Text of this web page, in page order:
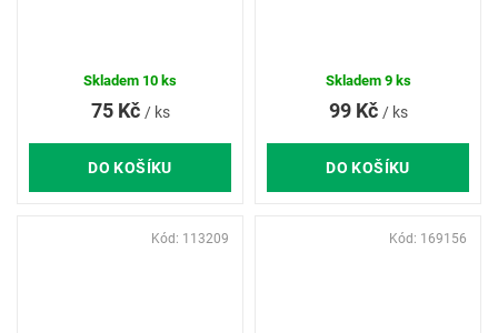
75 Kč / ks
DO KOŠÍKU
Skladem 10 ks
99 Kč / ks
DO KOŠÍKU
Skladem 9 ks
Kód: 113209 Kód: 169156